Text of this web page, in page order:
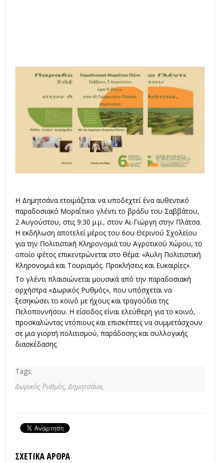
Η Δημητσάνα ετοιμάζεται να υποδεχτεί ένα αυθεντικό
παραδοσιακό Μοραΐτικο γλέντι το βράδυ του Σαββάτου,
2 Αυγούστου, στις 9:30 μ.μ., στον Αϊ-Γιώργη στην Πλάτσα.
Η εκδήλωση αποτελεί μέρος του 6ου Θερινού Σχολείου
για την Πολιτιστική Κληρονομιά του Αγροτικού Χώρου, το
οποίο φέτος επικεντρώνεται στο θέμα: «Άυλη Πολιτιστική
Κληρονομιά και Τουρισμός. Προκλήσεις και Ευκαιρίες».
Το γλέντι πλαισιώνεται μουσικά από την παραδοσιακή
ορχήστρα «Δωρικός Ρυθμός», που υπόσχεται να
ξεσηκώσει το κοινό με ήχους και τραγούδια της
Πελοποννήσου. Η είσοδος είναι ελεύθερη για το κοινό,
προσκαλώντας ντόπιους και επισκέπτες να συμμετάσχουν
σε μια γιορτή πολιτισμού, παράδοσης και συλλογικής
διασκέδασης.
Tags:
Δωρικός Ρυθμός,Δημητσάνα,
ΣΧΕΤΙΚΆ ΆΡΘΡΑ